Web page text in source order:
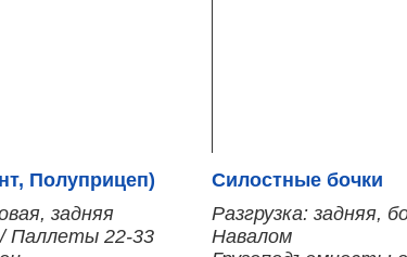
Полуприцеп)
задняя
Паллеты 22-33
Силостные бочки
Разгрузка: задняя,
Навалом